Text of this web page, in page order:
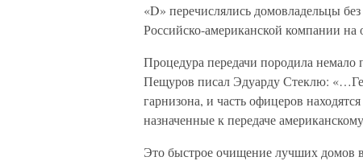
«D» перечислялись домовладельцы
Российско-американской компании
Процедура передачи породила немало
Пещуров писал Эдуарду Стеклю:
гарнизона, и часть офицеров
назначенные к передаче
Это быстрое очищение лучших домов